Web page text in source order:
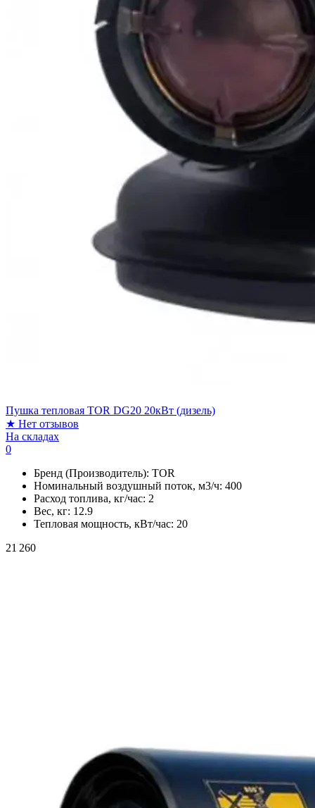
Пушка тепловая TOR DG20 20кВт (дизель)
★ Нет отзывов
На складах
0
Бренд (Производитель): TOR
Номинальный воздушный поток, м3/ч: 400
Расход топлива, кг/час: 2
Вес, кг: 12.9
Тепловая мощность, кВт/час: 20
21 260